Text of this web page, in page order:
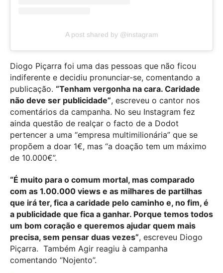
A post shared by @instagram
Diogo Piçarra foi uma das pessoas que não ficou
indiferente e decidiu pronunciar-se, comentando a
publicação. “Tenham vergonha na cara. Caridade
não deve ser publicidade”, escreveu o cantor nos
comentários da campanha. No seu Instagram fez
ainda questão de realçar o facto de a Dodot
pertencer a uma “empresa multimilionária” que se
propõem a doar 1€, mas “a doação tem um máximo
de 10.000€”.
“É muito para o comum mortal, mas comparado
com as 1.00.000 views e as milhares de partilhas
que irá ter, fica a caridade pelo caminho e, no fim, é
a publicidade que fica a ganhar. Porque temos todos
um bom coração e queremos ajudar quem mais
precisa, sem pensar duas vezes”, escreveu Diogo
Piçarra. Também Agir reagiu à campanha
comentando “Nojento”.